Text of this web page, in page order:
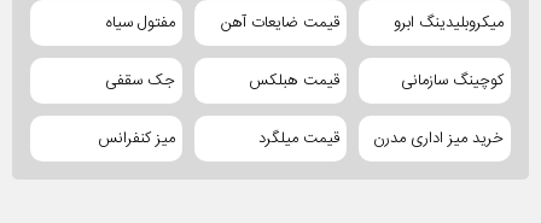
میکروبلیدینگ ابرو قیمت ضایعات آهن مفتول سیاه
کوچینگ سازمانی قیمت هبلکس جک سقفی
خرید میز اداری مدرن قیمت میلگرد میز کنفرانس